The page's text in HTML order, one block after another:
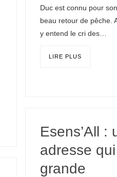
Duc est connu pour
beau retour de pêche.
y entend le cri des…
LIRE PLUS
Esens’All :
adresse
grande